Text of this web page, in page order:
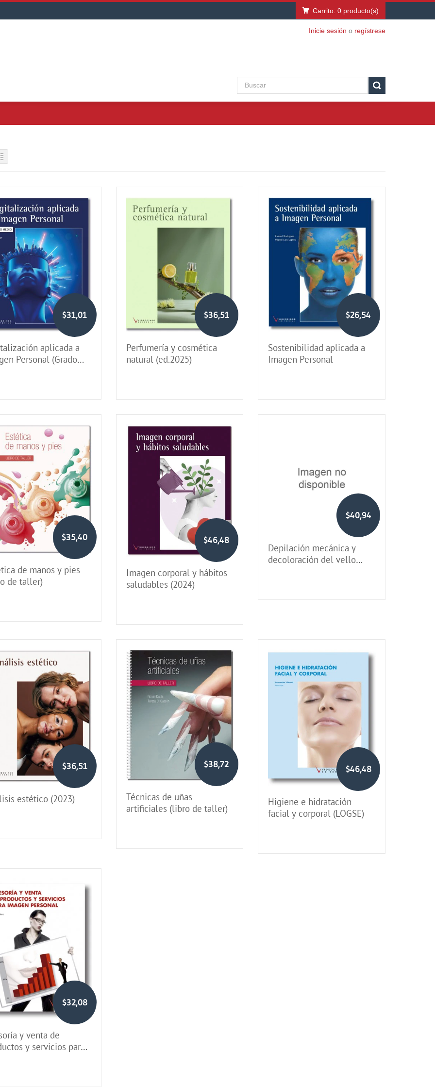
Carrito: 0 producto(s)
Inicie sesión o regístrese
$31,01
aplicada a
Personal (Grado
$36,51
Perfumería y cosmética
natural (ed.2025)
$26,54
Sostenibilidad aplicada a
Imagen Personal
$35,40
de manos y pies
de taller)
$46,48
Imagen corporal y hábitos
saludables (2024)
$40,94
Depilación mecánica y
decoloración del vello
$36,51
estético (2023)
$38,72
Técnicas de uñas
artificiales (libro de taller)
$46,48
Higiene e hidratación
facial y corporal (LOGSE)
$32,08
y venta de
y servicios para